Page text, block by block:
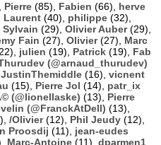
Pierre (85), Fabien (66), herve
Laurent (40), philippe (32),
Sylvain (29), Olivier Auber(29),
Fain (27), Olivier(27), Marc
julien (19), Patrick (19), Fab
(@arnaud_thurudev)
JustinThemiddle (16), vicnent
(15), Pierre Jol (14), patr_ix
(@lionellaske) (13), Pierre
(@FranckAtDell) (13),
/Olivier(12), Phil Jeudy (12),
Proosdij (11), jean-eudes
Marc-Antoine (11), dparmen1